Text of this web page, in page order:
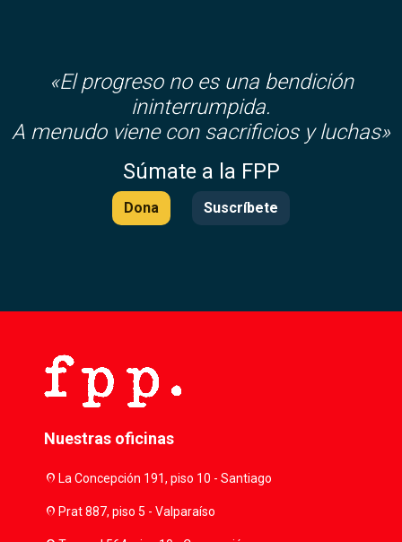
«El progreso no es una bendición
ininterrumpida.
A menudo viene con sacrificios y luchas»
Súmate a la FPP
Dona Suscríbete
Nuestras oficinas
location_onLa Concepción 191, piso 10 - Santiago
location_onPrat 887, piso 5 - Valparaíso